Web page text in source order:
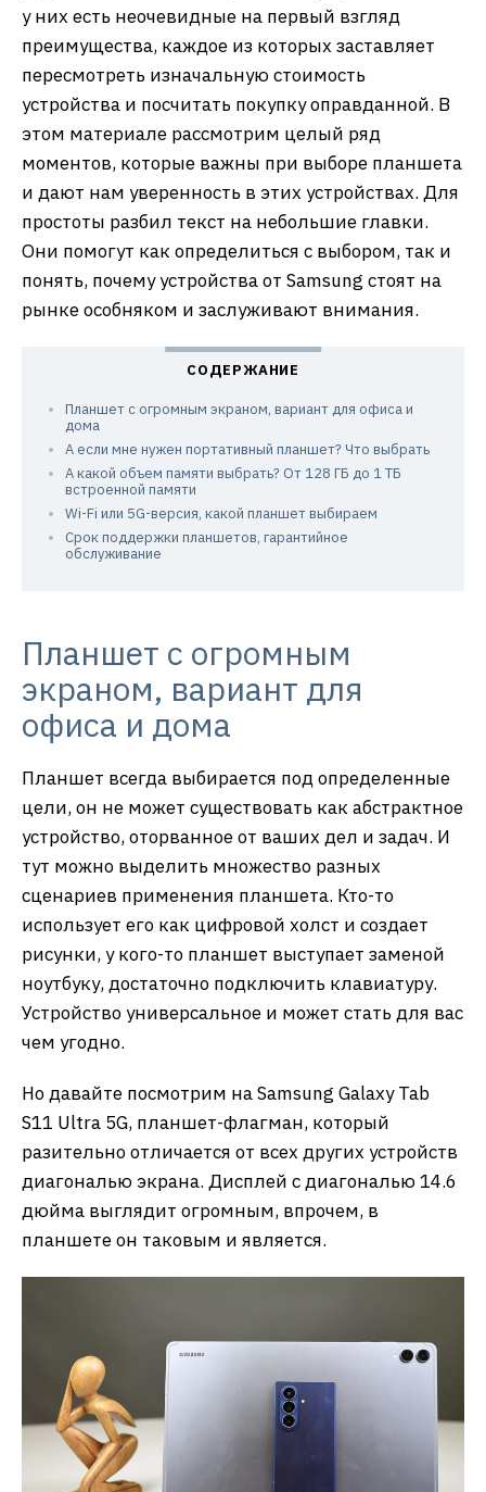
у них есть неочевидные на первый взгляд
преимущества, каждое из которых заставляет
пересмотреть изначальную стоимость
устройства и посчитать покупку оправданной. В
этом материале рассмотрим целый ряд
моментов, которые важны при выборе планшета
и дают нам уверенность в этих устройствах. Для
простоты разбил текст на небольшие главки.
Они помогут как определиться с выбором, так и
понять, почему устройства от Samsung стоят на
рынке особняком и заслуживают внимания.
Планшет с огромным экраном, вариант для офиса и
дома
А если мне нужен портативный планшет? Что выбрать
А какой объем памяти выбрать? От 128 ГБ до 1 ТБ
встроенной памяти
Wi-Fi или 5G-версия, какой планшет выбираем
Срок поддержки планшетов, гарантийное
обслуживание
Планшет с огромным
экраном, вариант для
офиса и дома
Планшет всегда выбирается под определенные
цели, он не может существовать как абстрактное
устройство, оторванное от ваших дел и задач. И
тут можно выделить множество разных
сценариев применения планшета. Кто-то
использует его как цифровой холст и создает
рисунки, у кого-то планшет выступает заменой
ноутбуку, достаточно подключить клавиатуру.
Устройство универсальное и может стать для вас
чем угодно.
Но давайте посмотрим на Samsung Galaxy Tab
S11 Ultra 5G, планшет-флагман, который
разительно отличается от всех других устройств
диагональю экрана. Дисплей с диагональю 14.6
дюйма выглядит огромным, впрочем, в
планшете он таковым и является.